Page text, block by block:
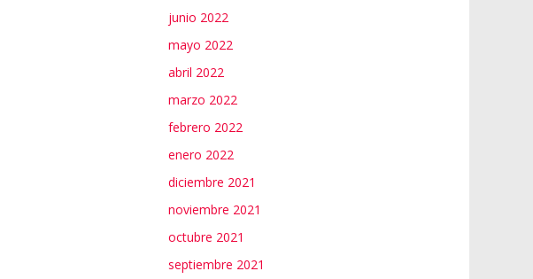
junio 2022
mayo 2022
abril 2022
marzo 2022
febrero 2022
enero 2022
diciembre 2021
noviembre 2021
octubre 2021
septiembre 2021